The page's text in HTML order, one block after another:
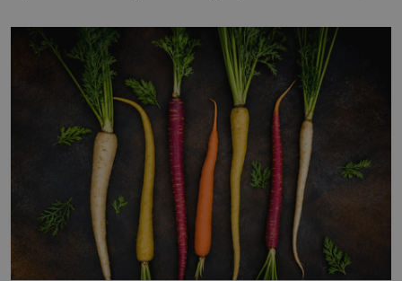
Je to opravdu tak, s věkem jako kdyby se paměť
rozhodla stávkovat. Cvičte